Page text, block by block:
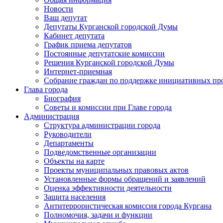
Новости
Ваш депутат
Депутаты Курганской городской Думы
Кабинет депутата
График приема депутатов
Постоянные депутатские комиссии
Решения Курганской городской Думы
Интернет-приемная
Собрание граждан по поддержке инициативных
Глава города
Биография
Советы и комиссии при Главе города
Администрация
Структура администрации города
Руководители
Департаменты
Подведомственные организации
Объекты на карте
Проекты муниципальных правовых актов
Установленные формы обращений и заявлений
Оценка эффективности деятельности
Защита населения
Антитеррористическая комиссия города Кургана
Полномочия, задачи и функции